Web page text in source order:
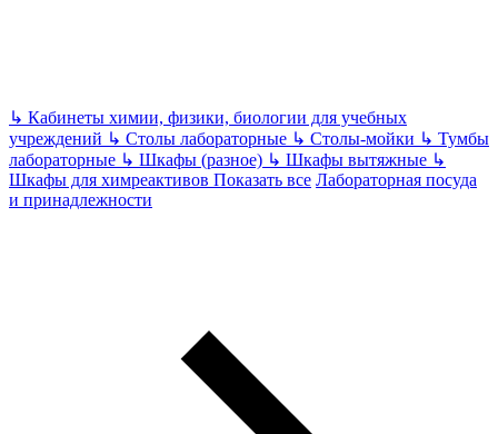
↳ Кабинеты химии, физики, биологии для учебных
учреждений ↳ Столы лабораторные ↳ Столы-мойки ↳ Тумбы
лабораторные ↳ Шкафы (разное) ↳ Шкафы вытяжные ↳
Шкафы для химреактивов Показать все Лабораторная посуда
и принадлежности